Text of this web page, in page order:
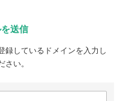
送信
録しているドメインを入力し
い。